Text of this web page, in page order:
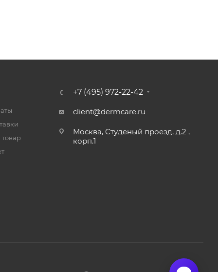
+7 (495) 972-22-42
client@dermcare.ru
Москва, Студеный проезд, д.2 ,
корп.1